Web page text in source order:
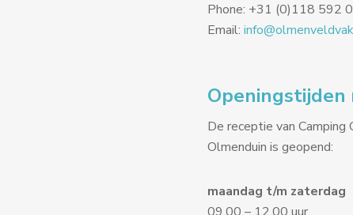
Phone: +31 (0)118 592
Email:
Openingstijden
De receptie van
Olmenduin is geopend:
maandag t/m zaterdag